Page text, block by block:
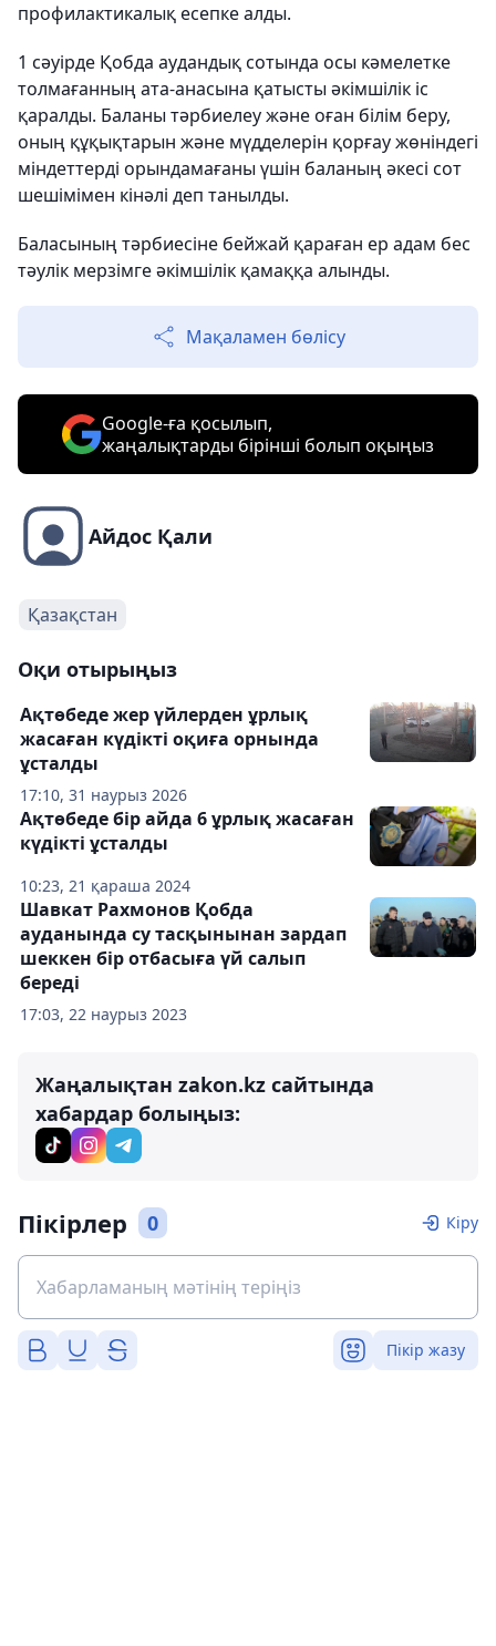
профилактикалық есепке алды.
1 сәуірде Қобда аудандық сотында осы кәмелетке
толмағанның ата-анасына қатысты әкімшілік іс
қаралды. Баланы тәрбиелеу және оған білім беру,
оның құқықтарын және мүдделерін қорғау жөніндегі
міндеттерді орындамағаны үшін баланың әкесі сот
шешімімен кінәлі деп танылды.
Баласының тәрбиесіне бейжай қараған ер адам бес
тәулік мерзімге әкімшілік қамаққа алынды.
Мақаламен бөлісу
Google-ға қосылып,
жаңалықтарды бірінші болып оқыңыз
Айдос Қали
Қазақстан
Оқи отырыңыз
17:10, 31 наурыз 2026
Ақтөбеде жер үйлерден ұрлық
жасаған күдікті оқиға орнында
ұсталды
10:23, 21 қараша 2024
Ақтөбеде бір айда 6 ұрлық жасаған
күдікті ұсталды
17:03, 22 наурыз 2023
Шавкат Рахмонов Қобда
ауданында су тасқынынан зардап
шеккен бір отбасыға үй салып
береді
Жаңалықтан zakon.kz сайтында
хабардар болыңыз:
Пікірлер 0 Кіру
Пікір жазу